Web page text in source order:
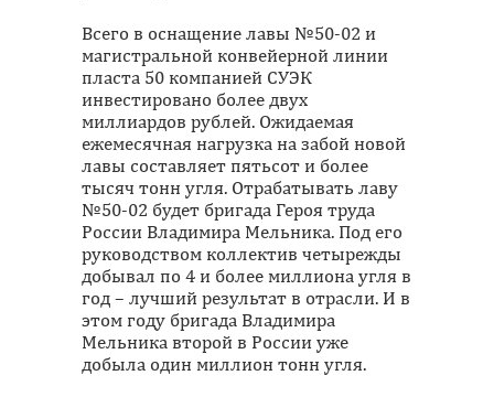
Всего в оснащение лавы №50-02 и
магистральной конвейерной линии
пласта 50 компанией СУЭК
инвестировано более двух
миллиардов рублей. Ожидаемая
ежемесячная нагрузка на забой новой
лавы составляет пятьсот и более
тысяч тонн угля. Отрабатывать лаву
№50-02 будет бригада Героя труда
России Владимира Мельника. Под его
руководством коллектив четырежды
добывал по 4 и более миллиона угля в
год – лучший результат в отрасли. И в
этом году бригада Владимира
Мельника второй в России уже
добыла один миллион тонн угля.